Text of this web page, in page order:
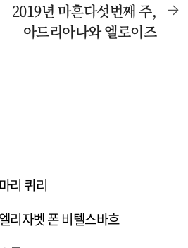
2019년 마흔다섯번째 주,
아드리아나와 엘로이즈
리 퀴리
리자벳 폰 비텔스바흐